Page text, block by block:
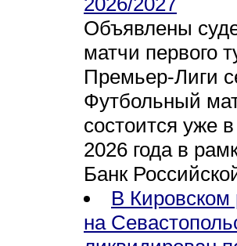
Объявлены
матчи первого
Премьер-Лиги
Футбольный
состоится уже
2026 года в
Банк
В Кировском
на